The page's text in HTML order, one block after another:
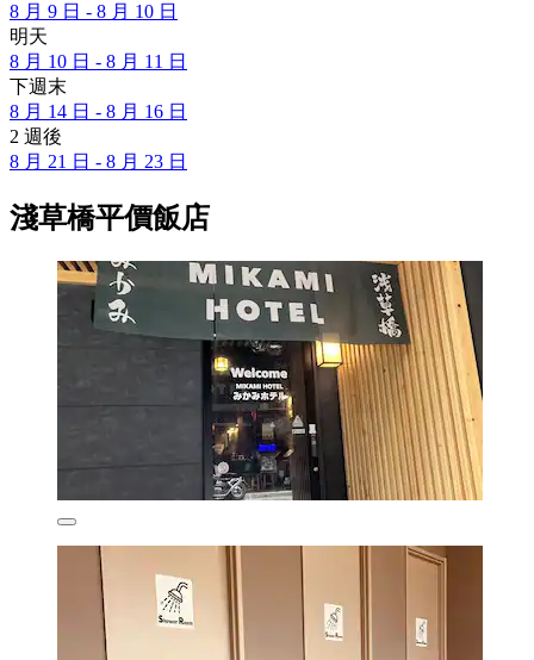
8 月 9 日 - 8 月 10 日
明天
8 月 10 日 - 8 月 11 日
下週末
8 月 14 日 - 8 月 16 日
2 週後
8 月 21 日 - 8 月 23 日
淺草橋平價飯店